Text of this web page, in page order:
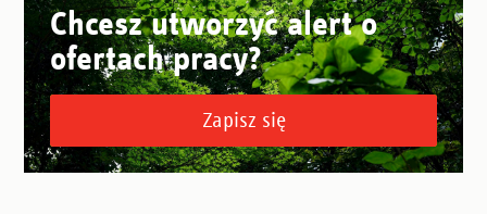
Chcesz utworzyć alert o
ofertach pracy?
Zapisz się